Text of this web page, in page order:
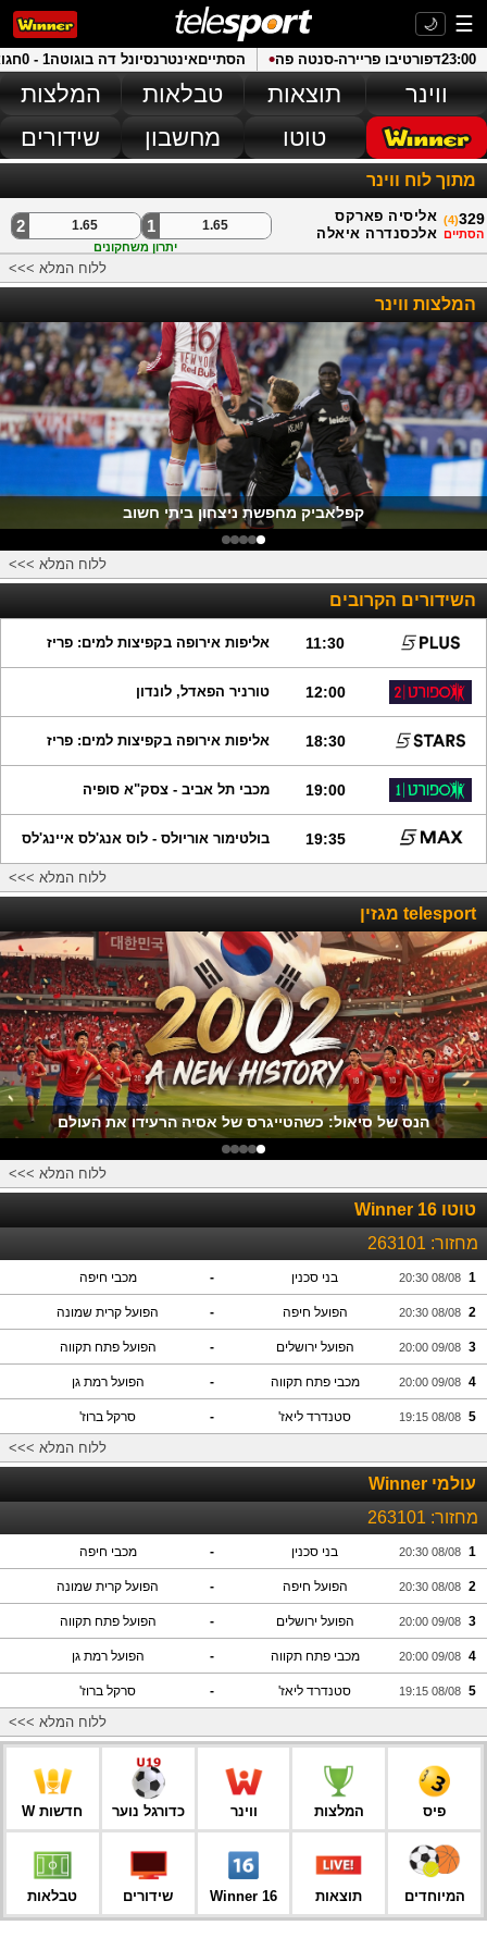
☰
🌙
23:00דפורטיבו פריירה-סנטה פה• הסתייםאינטרנסיונל דה בוגוטה1 - 0
ווינר תוצאות טבלאות
המלצות
טוטו
מחשבון שידורים
מתוך לוח ווינר
329
(
4
)
הסתיים
אליסיה פארקס
אלכסנדרה איאלה
1.65
2 1.65
1
יתרון משחקונים
ללוח המלא >>>
המלצות ווינר
קפלאביק מחפשת ניצחון ביתי חשוב
ללוח המלא >>>
השידורים הקרובים
11:30 אליפות אירופה בקפיצות למים: פריז
12:00 טורניר הפאדל, לונדון
18:30 אליפות אירופה בקפיצות למים: פריז
19:00 מכבי תל אביב - צסק"א סופיה
19:35 בולטימור אוריולס - לוס אנג'לס איינג'לס
ללוח המלא >>>
telesport מגזין
הנס של סיאול: כשהטייגרס של אסיה הרעידו את העולם
ללוח המלא >>>
טוטו Winner 16
מחזור: 263101
1
08/08 20:30 בני סכנין - מכבי חיפה
2
08/08 20:30 הפועל חיפה - הפועל קרית שמונה
3
09/08 20:00 הפועל ירושלים - הפועל פתח תקווה
4
09/08 20:00 מכבי פתח תקווה - הפועל רמת גן
5
08/08 19:15 סטנדרד ליאז' - סרקל ברוז'
ללוח המלא >>>
עולמי Winner
מחזור: 263101
1
08/08 20:30 בני סכנין - מכבי חיפה
2
08/08 20:30 הפועל חיפה - הפועל קרית שמונה
3
09/08 20:00 הפועל ירושלים - הפועל פתח תקווה
4
09/08 20:00 מכבי פתח תקווה - הפועל רמת גן
5
08/08 19:15 סטנדרד ליאז' - סרקל ברוז'
ללוח המלא >>>
פיס המלצות ווינר כדורגל נוער חדשות W
המיוחדים תוצאות Winner 16 שידורים טבלאות